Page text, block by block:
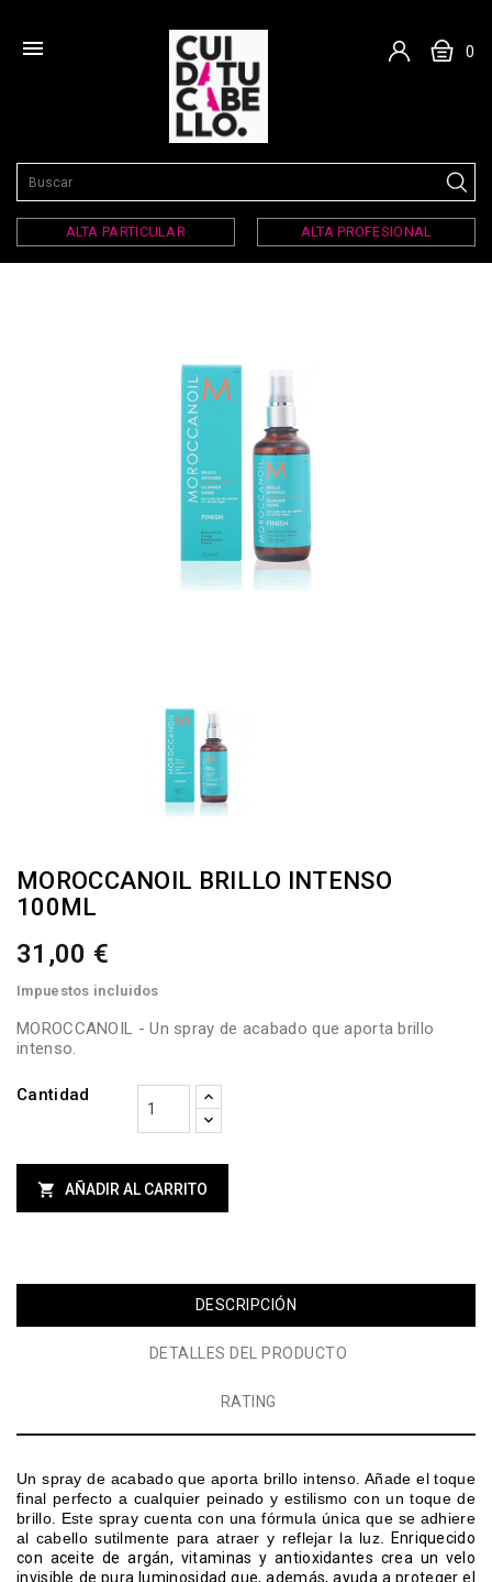
 0
ALTA PARTICULAR ALTA PROFESIONAL
MOROCCANOIL BRILLO INTENSO
100ML
31,00 €
Impuestos incluidos
MOROCCANOIL - Un spray de acabado que aporta brillo
intenso.
Cantidad
 AÑADIR AL CARRITO
DESCRIPCIÓN
DETALLES DEL PRODUCTO
RATING
Un spray de acabado que aporta brillo intenso. Añade el toque
final perfecto a cualquier peinado y estilismo con un toque de
brillo. Este spray cuenta con una fórmula única que se adhiere
al cabello sutilmente para atraer y reflejar la luz.
Enriquecido
con aceite de argán, vitaminas y antioxidantes crea un velo
invisible de pura luminosidad que, además, ayuda a proteger el